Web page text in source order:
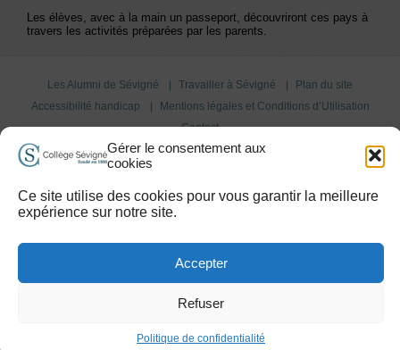
Gérer le consentement aux
cookies
Ce site utilise des cookies pour vous garantir la meilleure
expérience sur notre site.
Accepter
Refuser
Politique de confidentialité
Les élèves, avec à la main un passeport, découvriront ces pays à
travers les activités préparées par les parents.
Les Alumni de Sévigné Travailler à Sévigné
Plan du site
Accessibilité handicap
Mentions légales et Conditions d’Utilisation
Contact